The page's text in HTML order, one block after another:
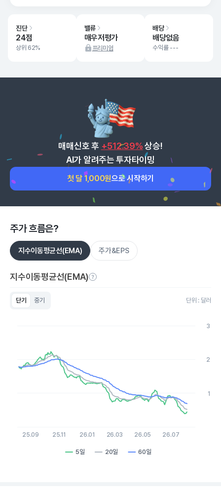
진단
24점
상위 62%
밸류
매우저평가
프리미엄
배당
배당없음
수익률 ---
매매신호 후 +512.39% 상승!
AI가 알려주는 투자타이밍
첫 달 1,000원으로 시작하기
주가 흐름은?
지수이동평균선(EMA) 주가&EPS
지수이동평균선(EMA)
단기 중기 단위 : 달러
The chart has 1 Y axis displaying values. Data ranges from
5일 20일 60일
25.09 25.11 26.01 26.03 26.05 26.07
1
2
3